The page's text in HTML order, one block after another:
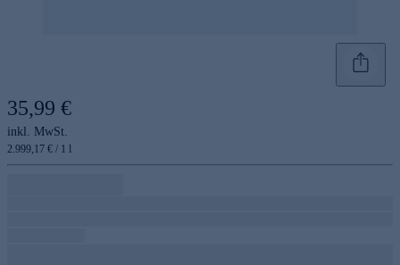
35,99 €
inkl. MwSt.
2.999,17 € / 1 l